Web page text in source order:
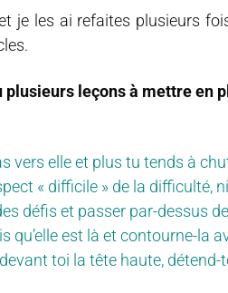
je les ai refaites plusieurs
plusieurs leçons à mettre en
vers elle et plus tu tends à
« difficile » de la difficulté,
défis et passer par-dessus
qu’elle est là et contourne-la
toi la tête haute,